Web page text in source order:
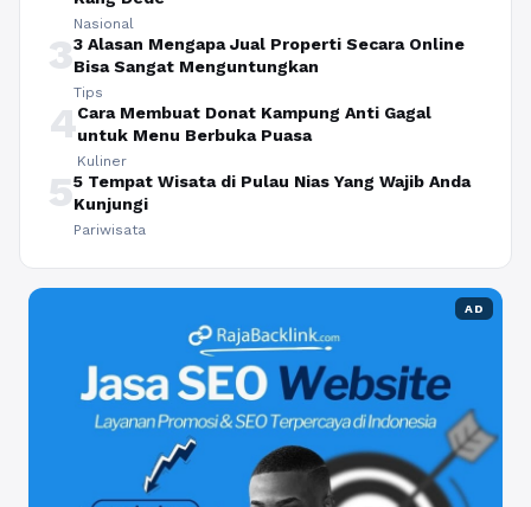
Nasional
33 Alasan Mengapa Jual Properti Secara Online
Bisa Sangat Menguntungkan
Tips
4Cara Membuat Donat Kampung Anti Gagal
untuk Menu Berbuka Puasa
Kuliner
55 Tempat Wisata di Pulau Nias Yang Wajib Anda
Kunjungi
Pariwisata
AD